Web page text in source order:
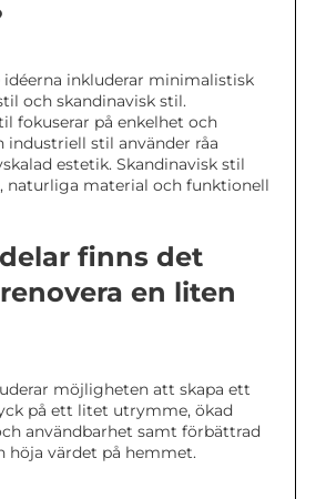
idéerna inkluderar minimalistisk
och skandinavisk stil.
fokuserar på enkelhet och
industriell stil använder råa
estetik. Skandinavisk stil
naturliga material och funktionell
finns det
en liten
möjligheten att skapa ett
på ett litet utrymme, ökad
användbarhet samt förbättrad
höja värdet på hemmet.